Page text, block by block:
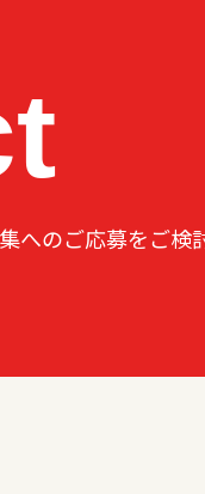
へのご応募をご検